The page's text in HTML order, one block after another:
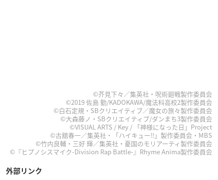
©芥見下々／集英社・呪術廻戦製作委員会
©2019 佐島 勤/KADOKAWA/魔法科高校2製作委員会
©白石定規・SBクリエイティブ／魔女の旅々製作委員会
©大森藤ノ・SBクリエイティブ/ダンまち3製作委員会
©VISUAL ARTS / Key / 「神様になった日」Project
©古舘春一／集英社・「ハイキュー!!」製作委員会・MBS
©竹内良輔・三好 輝／集英社・憂国のモリアーティ製作委員会
©『ヒプノシスマイク-Division Rap Battle-』Rhyme Anima製作委員会
外部リンク